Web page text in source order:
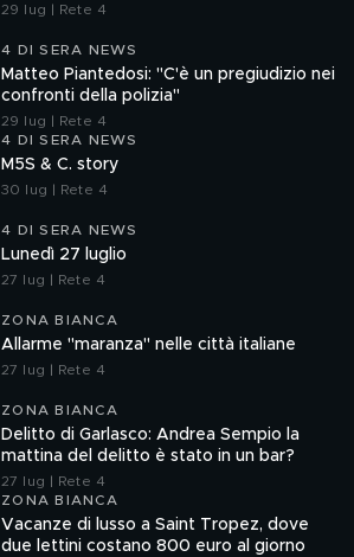
29 lug | Rete 4
4 DI SERA NEWS
Matteo Piantedosi: "C'è un pregiudizio nei
confronti della polizia"
29 lug | Rete 4
4 DI SERA NEWS
M5S & C. story
30 lug | Rete 4
4 DI SERA NEWS
Lunedì 27 luglio
27 lug | Rete 4
ZONA BIANCA
Allarme "maranza" nelle città italiane
27 lug | Rete 4
ZONA BIANCA
Delitto di Garlasco: Andrea Sempio la
mattina del delitto è stato in un bar?
27 lug | Rete 4
ZONA BIANCA
Vacanze di lusso a Saint Tropez, dove
due lettini costano 800 euro al giorno